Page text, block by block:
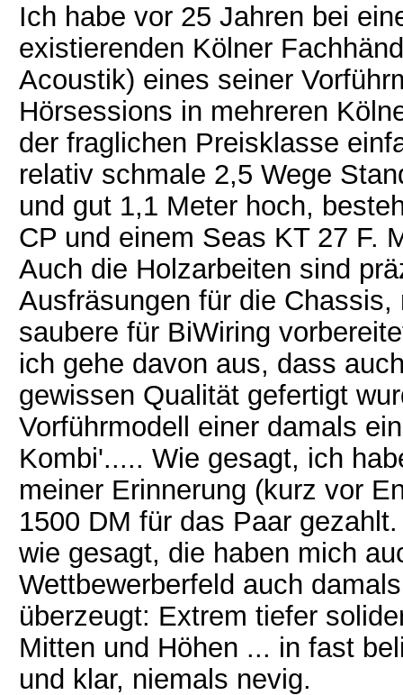
Ich habe vor 25 Jahren bei
existierenden Kölner
Acoustik) eines seiner
Hörsessions in mehreren
der fraglichen Preisklasse
relativ schmale 2,5 Wege
und gut 1,1 Meter hoch,
CP und einem Seas KT 27 F.
Auch die Holzarbeiten sind
Ausfräsungen für die
saubere für BiWiring
ich gehe davon aus, dass
gewissen Qualität gefertigt
Vorführmodell einer damals
Kombi'..... Wie gesagt, ich
meiner Erinnerung (kurz vor
1500 DM für das Paar
wie gesagt, die haben mich
Wettbewerberfeld auch
überzeugt: Extrem tiefer
Mitten und Höhen ... in fast
und klar, niemals nevig.